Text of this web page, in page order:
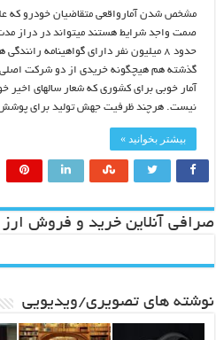
مشخص شدن آمارواقعی متقاضیان خودرو که
صمت واجد شرایط هستند میتواند در دراز
گذشته هم هیچگونه خریدی از دو شرکت اصلی
آمار خوبی برای کشوری که شعار سالهای اخیر
نیست. هرچند ظرفیت جهش تولید برای
بیشتر بخوانید »
صرافی آنلاین خرید و فروش ارز
نوشته های تصویری/ویدیویی